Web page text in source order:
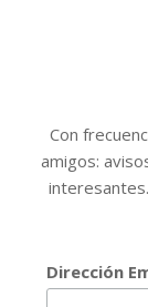
Con
amigos:
interesantes.
Dirección